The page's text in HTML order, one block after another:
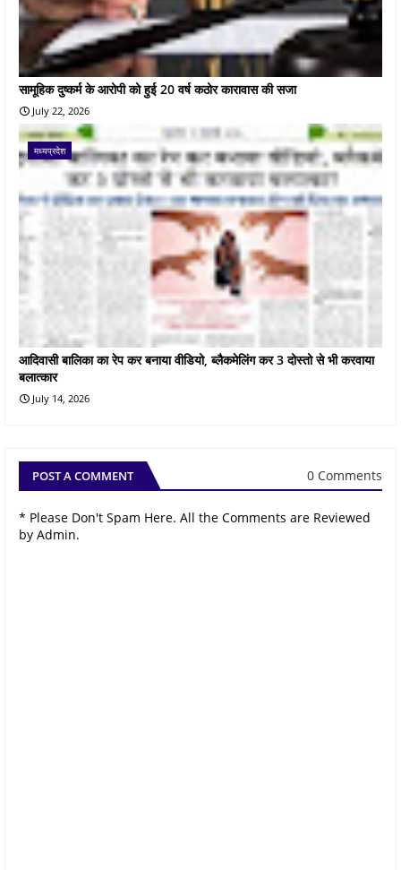
सामूहिक दुष्कर्म के आरोपी को हुई 20 वर्ष कठोर कारावास की सजा
July 22, 2026
मध्यप्रदेश
आदिवासी बालिका का रेप कर बनाया वीडियो, ब्लैकमेलिंग कर 3 दोस्तो से भी करवाया
बलात्कार
July 14, 2026
POST A COMMENT 0 Comments
* Please Don't Spam Here. All the Comments are Reviewed
by Admin.